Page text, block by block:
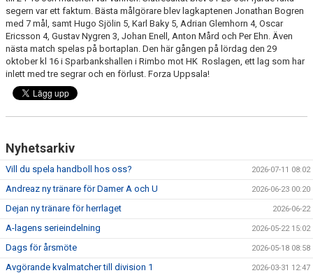
segern var ett faktum. Bästa målgörare blev lagkaptenen Jonathan Bogren
med 7 mål, samt Hugo Sjölin 5, Karl Baky 5, Adrian Glemhorn 4, Oscar
Ericsson 4, Gustav Nygren 3, Johan Enell, Anton Mård och Per Ehn. Även
nästa match spelas på bortaplan. Den här gången på lördag den 29
oktober kl 16 i Sparbankshallen i Rimbo mot HK Roslagen, ett lag som har
inlett med tre segrar och en förlust. Forza Uppsala!
Nyhetsarkiv
Vill du spela handboll hos oss? 2026-07-11 08:02
Andreaz ny tränare för Damer A och U 2026-06-23 00:20
Dejan ny tränare för herrlaget 2026-06-22
A-lagens serieindelning 2026-05-22 15:02
Dags för årsmöte 2026-05-18 08:58
Avgörande kvalmatcher till division 1 2026-03-31 12:47